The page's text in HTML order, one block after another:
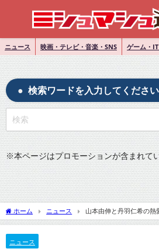
ニュース 映画・テレビ・音楽・SNS ゲーム・
検索ワードを入力してくださ
※本ページはプロモーションが含まれて
ホーム ニュース
山本由伸と丹羽仁希の熱
出でファン騒然！
ニュース